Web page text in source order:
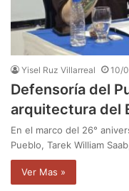
Yisel Ruz Villarreal 10/
Defensoría del
arquitectura del
En el marco del 26°
Pueblo, Tarek William
Ver Mas »